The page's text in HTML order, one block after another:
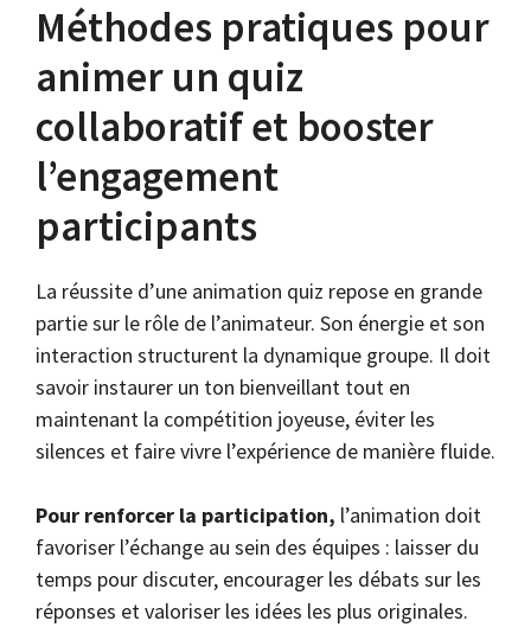
Méthodes pratiques pour
animer un quiz
collaboratif et booster
l’engagement
participants
La réussite d’une animation quiz repose en grande
partie sur le rôle de l’animateur. Son énergie et son
interaction structurent la dynamique groupe. Il doit
savoir instaurer un ton bienveillant tout en
maintenant la compétition joyeuse, éviter les
silences et faire vivre l’expérience de manière fluide.
Pour renforcer la participation, l’animation doit
favoriser l’échange au sein des équipes : laisser du
temps pour discuter, encourager les débats sur les
réponses et valoriser les idées les plus originales.